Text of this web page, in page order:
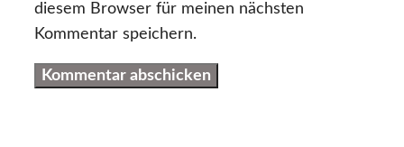
diesem Browser für meinen nächsten
Kommentar speichern.